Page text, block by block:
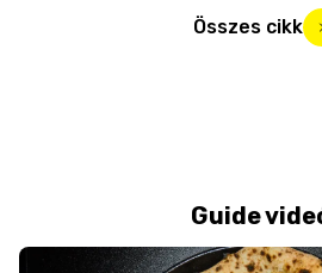
Összes cikk
Guide